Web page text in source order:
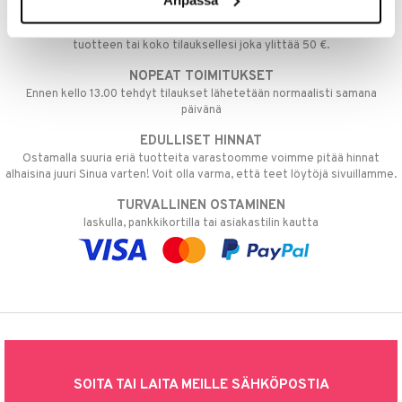
ILMAINEN TOIMITUS YLI 50 €
tuotteen tai koko tilauksellesi joka ylittää 50 €.
NOPEAT TOIMITUKSET
Ennen kello 13.00 tehdyt tilaukset lähetetään normaalisti samana
päivänä
EDULLISET HINNAT
Ostamalla suuria eriä tuotteita varastoomme voimme pitää hinnat
alhaisina juuri Sinua varten! Voit olla varma, että teet löytöjä sivuillamme.
TURVALLINEN OSTAMINEN
laskulla, pankkikortilla tai asiakastilin kautta
SOITA TAI LAITA MEILLE SÄHKÖPOSTIA